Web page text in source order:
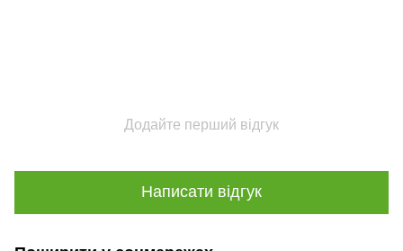
Додайте перший відгук
Написати відгук